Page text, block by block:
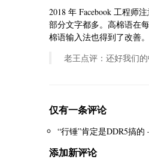
2018 年 Facebook 工程师
部分文字都多。高棉语在
棉语输入法也得到了改善
老王点评：还好我们
仅有一条评论
“行锤”肯定是DDR5搞
添加新评论